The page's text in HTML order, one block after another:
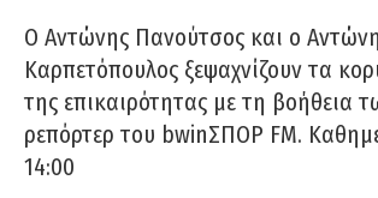
Ο Αντώνης Πανούτσος και ο
Καρπετόπουλος ξεψαχνίζουν τα
της επικαιρότητας με τη βοήθεια
ρεπόρτερ του bwinΣΠΟΡ FM.
14:00